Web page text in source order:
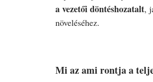
a vezetői döntéshozatalt,
növeléséhez.
Mi az ami rontja a